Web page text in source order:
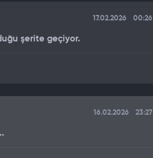
17.02.2026 00:26
şerite geçiyor.
16.02.2026 23:27